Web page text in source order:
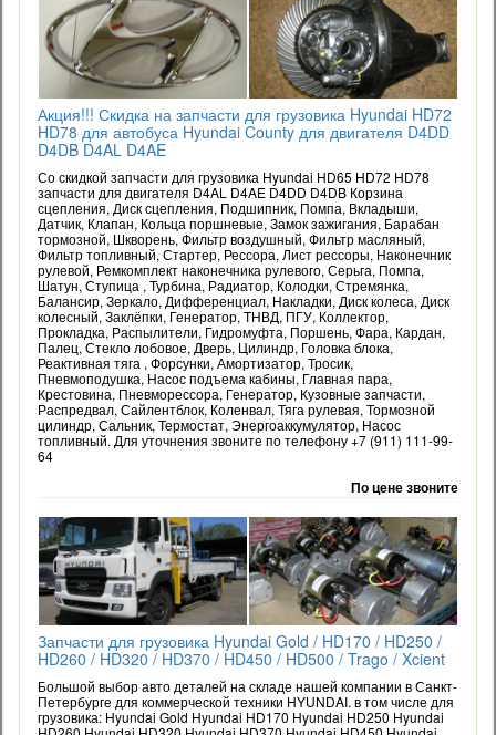
Акция!!! Скидка на запчасти для грузовика Hyundai HD72
HD78 для автобуса Hyundai County для двигателя D4DD
D4DB D4AL D4AE
Со скидкой запчасти для грузовика Hyundai HD65 HD72 HD78
запчасти для двигателя D4AL D4AE D4DD D4DB Корзина
сцепления, Диск сцепления, Подшипник, Помпа, Вкладыши,
Датчик, Клапан, Кольца поршневые, Замок зажигания, Барабан
тормозной, Шкворень, Фильтр воздушный, Фильтр масляный,
Фильтр топливный, Стартер, Рессора, Лист рессоры, Наконечник
рулевой, Ремкомплект наконечника рулевого, Серьга, Помпа,
Шатун, Ступица , Турбина, Радиатор, Колодки, Стремянка,
Балансир, Зеркало, Дифференциал, Накладки, Диск колеса, Диск
колесный, Заклёпки, Генератор, ТНВД, ПГУ, Коллектор,
Прокладка, Распылители, Гидромуфта, Поршень, Фара, Кардан,
Палец, Стекло лобовое, Дверь, Цилиндр, Головка блока,
Реактивная тяга , Форсунки, Амортизатор, Тросик,
Пневмоподушка, Насос подъема кабины, Главная пара,
Крестовина, Пневморессора, Генератор, Кузовные запчасти,
Распредвал, Сайлентблок, Коленвал, Тяга рулевая, Тормозной
цилиндр, Сальник, Термостат, Энергоаккумулятор, Насос
топливный. Для уточнения звоните по телефону +7 (911) 111-99-
64
По цене звоните
Запчасти для грузовика Hyundai Gold / HD170 / HD250 /
HD260 / HD320 / HD370 / HD450 / HD500 / Trago / Xcient
Большой выбор авто деталей на складе нашей компании в Санкт-
Петербурге для коммерческой техники HYUNDAI. в том числе для
грузовика: Hyundai Gold Hyundai HD170 Hyundai HD250 Hyundai